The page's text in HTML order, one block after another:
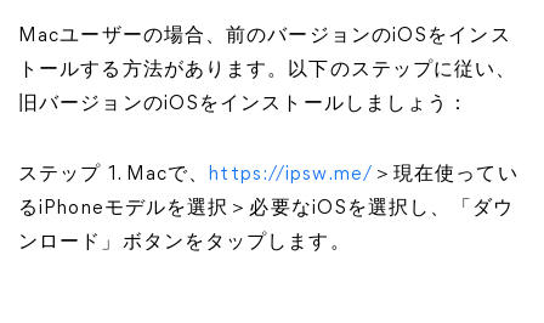
Macユーザーの場合、前のバージョンのiOSをインス
トールする方法があります。以下のステップに従い、
旧バージョンのiOSをインストールしましょう：
ステップ 1. Macで、 https://ipsw.me/ ＞現在使ってい
るiPhoneモデルを選択＞必要なiOSを選択し、「ダウ
ンロード」ボタンをタップします。